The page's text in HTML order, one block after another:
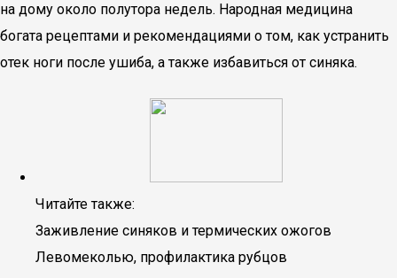
на дому около полутора недель. Народная медицина
богата рецептами и рекомендациями о том, как устранить
отек ноги после ушиба, а также избавиться от синяка.
Читайте также:
Заживление синяков и термических ожогов
Левомеколью, профилактика рубцов